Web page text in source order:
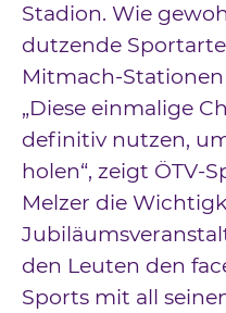
Stadion. Wie
dutzende
Mitmach-
„Diese einmalige
definitiv nutzen,
holen“, zeigt ÖTV-
Melzer die
den Leuten den
Sports mit all